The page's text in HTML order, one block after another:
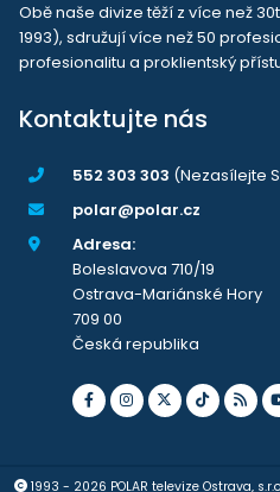
Obě naše divize těží z více než
1993), sdružují více než 50
profesionalitu a proklientský
Kontaktujte nás
552 303 303 (Nezasílejte
polar@polar.cz
Adresa:
Boleslavova 710/19
Ostrava-Mariánské Hory
709 00
Česká republika
1993 - 2026 POLAR televize Ostrava,